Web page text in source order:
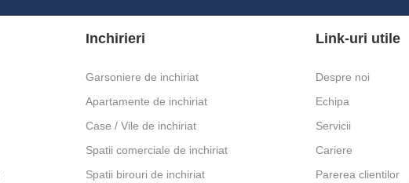
Inchirieri
Garsoniere de inchiriat
Apartamente de inchiriat
Case / Vile de inchiriat
Spatii comerciale de inchiriat
Spatii birouri de inchiriat
Link-uri utile
Despre noi
Echipa
Servicii
Cariere
Parerea clientilor